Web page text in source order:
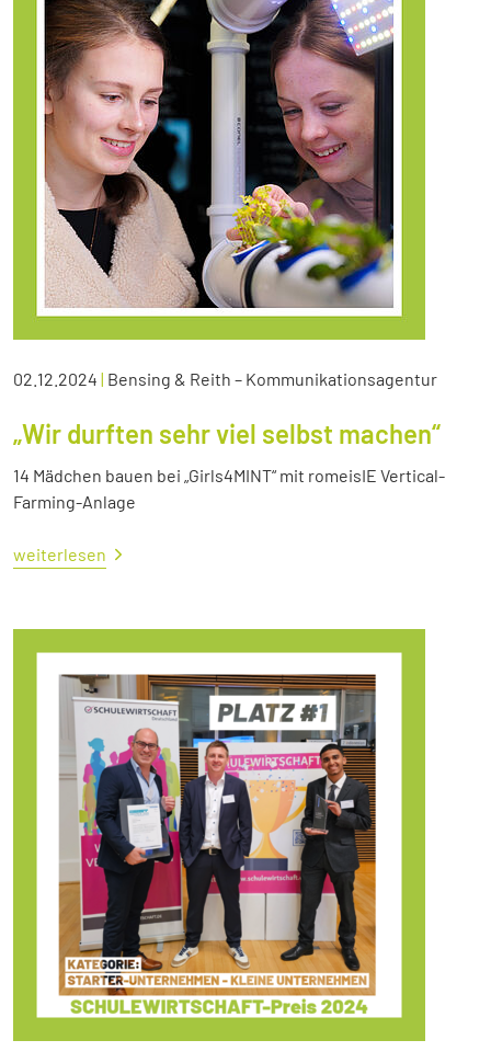
02.12.2024 | Bensing & Reith – Kommunikationsagentur
„Wir durften sehr viel selbst machen“
14 Mädchen bauen bei „Girls4MINT“ mit romeisIE Vertical-
Farming-Anlage
weiterlesen